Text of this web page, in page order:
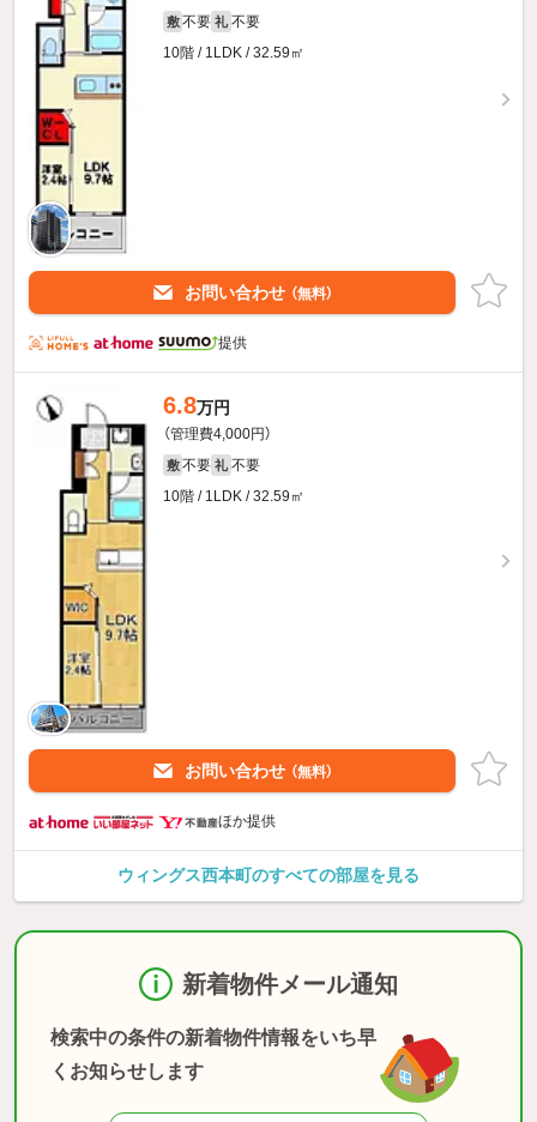
敷 不要 礼 不要
10階 / 1LDK / 32.59㎡
お問い合わせ （無料）
提供
6.8万円
（管理費4,000円）
敷 不要 礼 不要
10階 / 1LDK / 32.59㎡
お問い合わせ （無料）
ほか提供
ウィングス西本町のすべての部屋を見る
新着物件メール通知
検索中の条件の新着物件情報をいち早
くお知らせします